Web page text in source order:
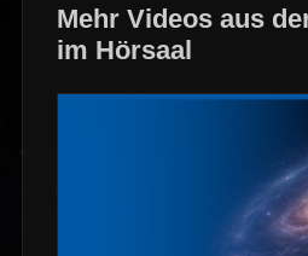
Mehr Videos aus
im Hörsaal